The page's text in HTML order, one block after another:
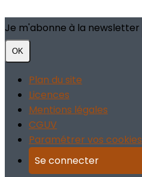
Je m'abonne à la newsletter
OK
Plan du site
Licences
Mentions légales
CGUV
Paramétrer vos cookies
Se connecter